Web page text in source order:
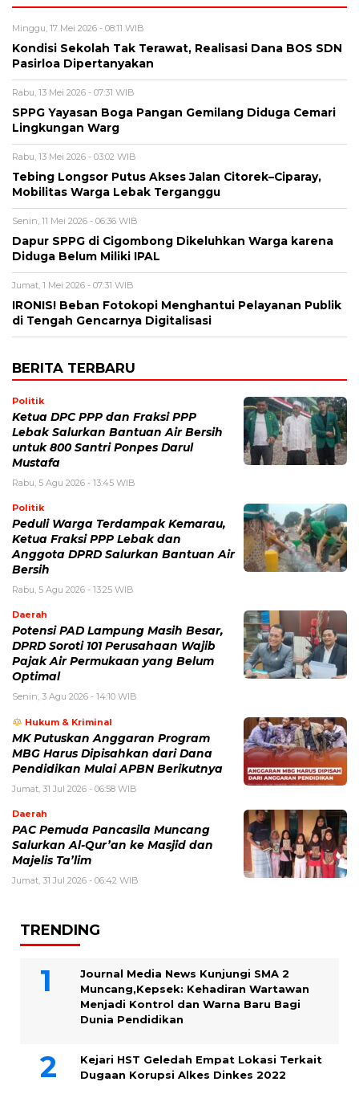
Minggu, 17 Mei 2026 - 08:11 WIB
Kondisi Sekolah Tak Terawat, Realisasi Dana BOS SDN
Pasirloa Dipertanyakan
Rabu, 13 Mei 2026 - 07:31 WIB
SPPG Yayasan Boga Pangan Gemilang Diduga Cemari
Lingkungan Warg
Rabu, 13 Mei 2026 - 03:02 WIB
Tebing Longsor Putus Akses Jalan Citorek–Ciparay,
Mobilitas Warga Lebak Terganggu
Senin, 11 Mei 2026 - 06:36 WIB
Dapur SPPG di Cigombong Dikeluhkan Warga karena
Diduga Belum Miliki IPAL
Jumat, 1 Mei 2026 - 07:31 WIB
IRONIS! Beban Fotokopi Menghantui Pelayanan Publik
di Tengah Gencarnya Digitalisasi
BERITA TERBARU
Politik
Ketua DPC PPP dan Fraksi PPP
Lebak Salurkan Bantuan Air Bersih
untuk 800 Santri Ponpes Darul
Mustafa
Rabu, 5 Agu 2026 - 13:45 WIB
Politik
Peduli Warga Terdampak Kemarau,
Ketua Fraksi PPP Lebak dan
Anggota DPRD Salurkan Bantuan Air
Bersih
Rabu, 5 Agu 2026 - 13:25 WIB
Daerah
Potensi PAD Lampung Masih Besar,
DPRD Soroti 101 Perusahaan Wajib
Pajak Air Permukaan yang Belum
Optimal
Senin, 3 Agu 2026 - 14:10 WIB
Hukum & Kriminal
MK Putuskan Anggaran Program
MBG Harus Dipisahkan dari Dana
Pendidikan Mulai APBN Berikutnya
Jumat, 31 Jul 2026 - 06:58 WIB
Daerah
PAC Pemuda Pancasila Muncang
Salurkan Al-Qur’an ke Masjid dan
Majelis Ta’lim
Jumat, 31 Jul 2026 - 06:42 WIB
TRENDING
Journal Media News Kunjungi SMA 2
Muncang,Kepsek: Kehadiran Wartawan
Menjadi Kontrol dan Warna Baru Bagi
Dunia Pendidikan
Kejari HST Geledah Empat Lokasi Terkait
Dugaan Korupsi Alkes Dinkes 2022